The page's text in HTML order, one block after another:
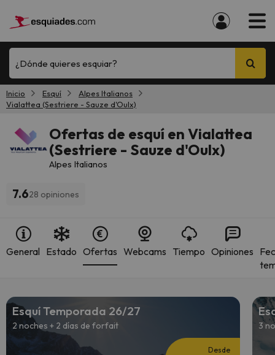
¿Dónde quieres esquiar?
Inicio Esquí
Alpes Italianos
Vialattea (Sestriere - Sauze d'Oulx)
Ofertas de esquí en Vialattea
(Sestriere - Sauze d'Oulx)
Alpes Italianos
7.628 opiniones
General Estado Ofertas Webcams Tiempo Opiniones
Esquí Temporada 26/27
2 noches + 2 días de forfait
Desde
3